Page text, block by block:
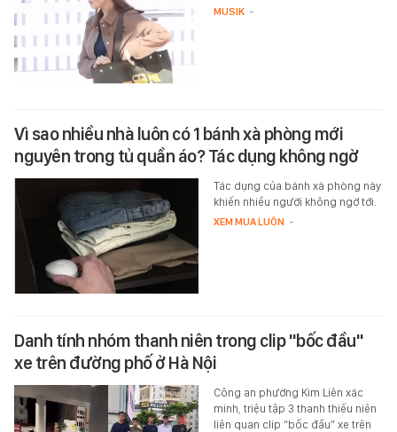
MUSIK -
Vì sao nhiều nhà luôn có 1 bánh xà phòng mới
nguyên trong tủ quần áo? Tác dụng không ngờ
Tác dụng của bánh xà phòng này
khiến nhiều người không ngờ tới.
XEM MUA LUÔN -
Danh tính nhóm thanh niên trong clip "bốc đầu"
xe trên đường phố ở Hà Nội
Công an phường Kim Liên xác
minh, triệu tập 3 thanh thiếu niên
liên quan clip “bốc đầu” xe trên